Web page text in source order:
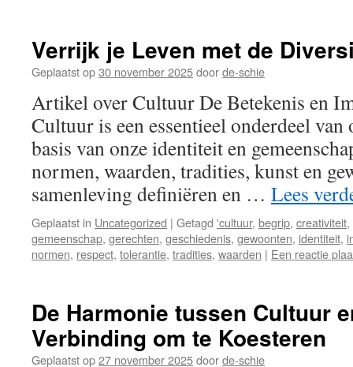
Verrijk je Leven met de
Geplaatst op30 november 2025doorde-schie
Artikel over Cultuur De Betekenis en
Cultuur is een essentieel onderdeel
basis van onze identiteit en
normen, waarden, tradities, kunst en
samenleving definiëren en … Lees
Geplaatst in Uncategorized | Getagd 'cultuur, begrip, creativiteit,
gemeenschap, gerechten, geschiedenis, gewoonten, identiteit,
normen, respect, tolerantie, tradities, waarden | Een reactie
De Harmonie tussen Cultuur
Verbinding om te Koesteren
Geplaatst op27 november 2025doorde-schie